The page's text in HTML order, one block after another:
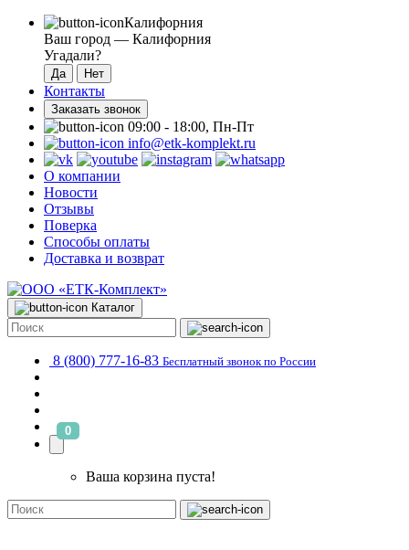
Калифорния
Ваш город — Калифорния
Угадали?
Контакты
Заказать звонок
09:00 - 18:00, Пн-Пт
info@etk-komplekt.ru
О компании
Новости
Отзывы
Поверка
Способы оплаты
Доставка и возврат
Каталог
8 (800) 777-16-83 Бесплатный звонок по России
0
Ваша корзина пуста!